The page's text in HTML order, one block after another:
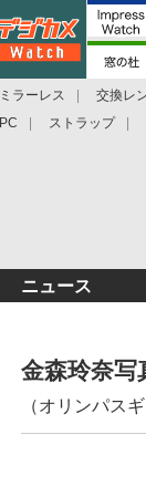
ミラーレス 交換レ
PC
ストラップ
ニュース
金森玲奈写
（オリンパス